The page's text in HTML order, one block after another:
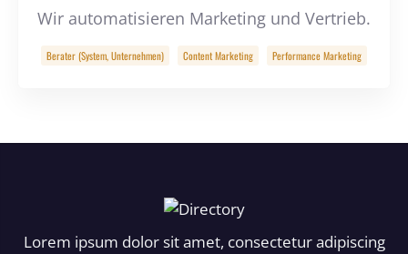
Wir automatisieren Marketing und Vertrieb.
Berater (System, Unternehmen) Content Marketing Performance Marketing
Lorem ipsum dolor sit amet, consectetur adipiscing